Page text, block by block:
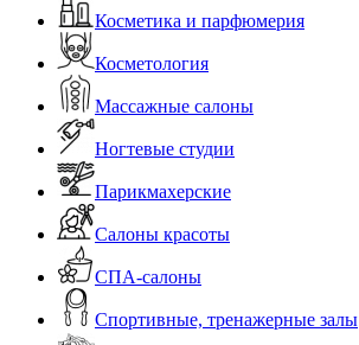
Косметика и парфюмерия
Косметология
Массажные салоны
Ногтевые студии
Парикмахерские
Салоны красоты
СПА-салоны
Спортивные, тренажерные залы